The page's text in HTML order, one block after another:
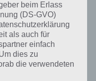
sowieso schon den
darfst du ebenfalls nicht
/ Tablet installiert
beim Erlass
(DS-GVO)
als auch für
einfach
dies zu
die verwendeten